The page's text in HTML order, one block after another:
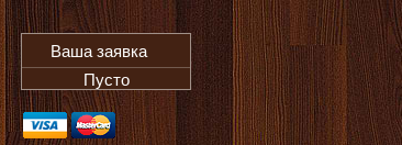
Ваша заявка
Пусто